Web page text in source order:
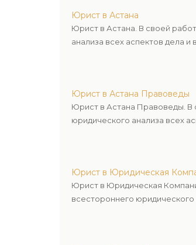
Юрист в Астана
Юрист в Астана. В своей
анализа всех аспектов дела
Юрист в Астана Правоведы
Юрист в Астана Правоведы. В
юридического анализа всех
Юрист в Юридическая
Юрист в Юридическая
всестороннего юридического